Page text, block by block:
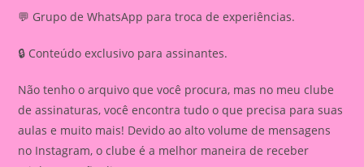
💬 Grupo de WhatsApp para troca de experiências.
🔒 Conteúdo exclusivo para assinantes.
Não tenho o arquivo que você procura, mas no meu clube
de assinaturas, você encontra tudo o que precisa para suas
aulas e muito mais! Devido ao alto volume de mensagens
no Instagram, o clube é a melhor maneira de receber